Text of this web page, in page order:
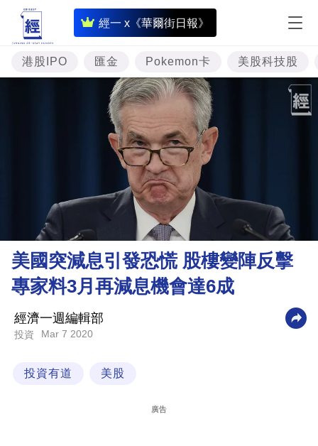
經一 x《華爾街日報》
即
時
財
經
樓
理
財
商
業
科
港股IPO 匯金 Pokemon卡 美股科技股
美國突減息引發恐慌 股樓變陣反擊
專家料3月再減息機會達6成
經濟一週編輯部
投資 Mar 7 2020
投資有道 美股
廣告